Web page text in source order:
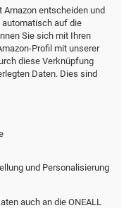
entscheiden und
automatisch auf die
Sie sich mit Ihren
Profil mit unserer
diese Verknüpfung
Daten. Dies sind
und Personalisierung
auch an die ONEALL